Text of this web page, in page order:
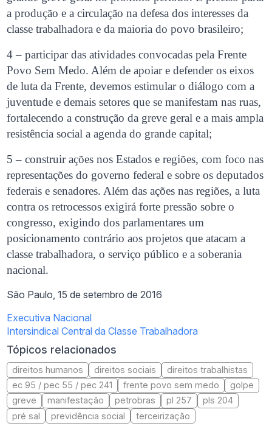
a produção e a circulação na defesa dos interesses da
classe trabalhadora e da maioria do povo brasileiro;
4 – participar das atividades convocadas pela Frente
Povo Sem Medo. Além de apoiar e defender os eixos
de luta da Frente, devemos estimular o diálogo com a
juventude e demais setores que se manifestam nas ruas,
fortalecendo a construção da greve geral e a mais ampla
resistência social a agenda do grande capital;
5 – construir ações nos Estados e regiões, com foco nas
representações do governo federal e sobre os deputados
federais e senadores. Além das ações nas regiões, a luta
contra os retrocessos exigirá forte pressão sobre o
congresso, exigindo dos parlamentares um
posicionamento contrário aos projetos que atacam a
classe trabalhadora, o serviço público e a soberania
nacional.
São Paulo, 15 de setembro de 2016
Executiva Nacional
Intersindical Central da Classe Trabalhadora
Tópicos relacionados
direitos humanos direitos sociais
direitos trabalhistas
ec 95 / pec 55 / pec 241
frente povo sem medo
golpe
greve
manifestação petrobras pl 257
pls 204
pré sal
previdência social terceirização